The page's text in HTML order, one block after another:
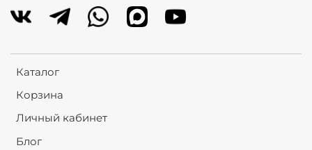
Каталог
Корзина
Личный кабинет
Блог